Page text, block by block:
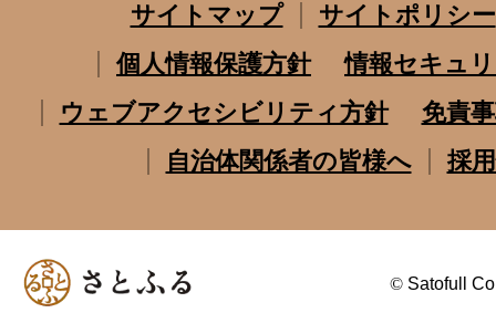
サイトマップ
サイトポリシー
個人情報保護方針
情報セキュ
ウェブアクセシビリティ方針
免責
自治体関係者の皆様へ
採
© Satofull